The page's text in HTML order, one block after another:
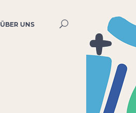
ÜBER UNS